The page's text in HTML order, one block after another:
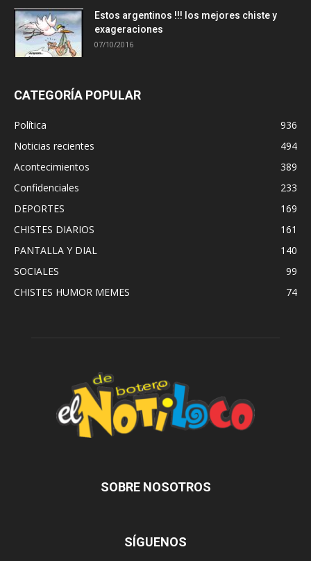
Estos argentinos !!! los mejores chiste y
exageraciones
07/10/2016
CATEGORÍA POPULAR
Política
936
Noticias recientes
494
Acontecimientos
389
Confidenciales
233
DEPORTES
169
CHISTES DIARIOS
161
PANTALLA Y DIAL
140
SOCIALES
99
CHISTES HUMOR MEMES
74
SOBRE NOSOTROS
SÍGUENOS